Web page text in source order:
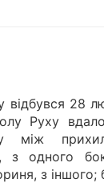
відбувся 28
Руху
між
з одного
з іншого;